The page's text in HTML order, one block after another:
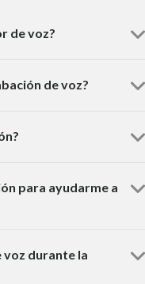
de voz?
de voz?
para ayudarme a
voz durante la